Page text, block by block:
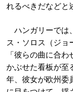
れるべきだなどと
ハンガリーでは
ス・ソロス（ジョ
「彼らの曲に合
かぶせた看板が至
年、彼女が欧州委